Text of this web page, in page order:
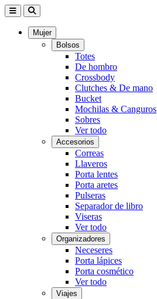
Mujer
Bolsos
Totes
De hombro
Crossbody
Clutches & De mano
Bucket
Mochilas & Canguros
Sobres
Ver todo
Accesorios
Correas
Llaveros
Porta lentes
Porta aretes
Pulseras
Separador de libro
Viseras
Ver todo
Organizadores
Neceseres
Porta lápices
Porta cosmético
Ver todo
Viajes